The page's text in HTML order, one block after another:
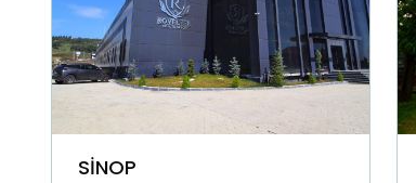
SİNOP